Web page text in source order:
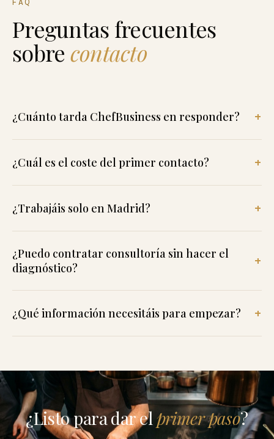
Preguntas frecuentes
sobre contacto
¿Cuánto tarda ChefBusiness en responder?
¿Cuál es el coste del primer contacto?
¿Trabajáis solo en Madrid?
¿Puedo contratar consultoría sin hacer el
diagnóstico?
¿Qué información necesitáis para empezar?
¿Listo para dar elprimer paso?